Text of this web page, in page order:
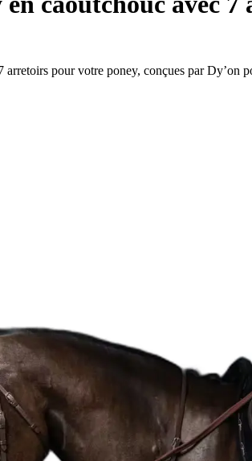
arretoirs pour votre poney, conçues par Dy’on